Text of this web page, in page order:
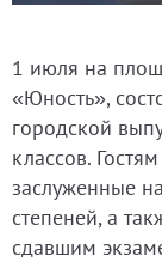
1 июля на
«Юность»,
городской
классов.
заслуженные
степеней, а
сдавшим